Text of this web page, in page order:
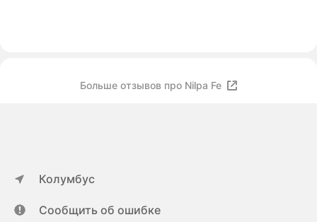
Больше отзывов про Nilpa Fe
Колумбус
Сообщить об ошибке